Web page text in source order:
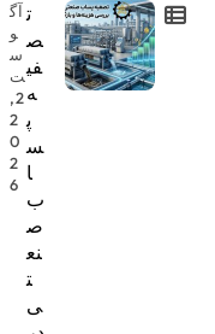
ت
ص
فی
ه
پ
س
ا
ب
ص
نع
ت
ی
آگ
و
س
ت
2,
2
0
2
6